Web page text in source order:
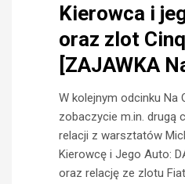
Kierowca i
oraz zlot
[ZAJAWKA
W kolejnym odcinku Na
zobaczycie m.in. drugą
relacji z warsztatów
Kierowcę i Jego Auto:
oraz relację ze zlotu